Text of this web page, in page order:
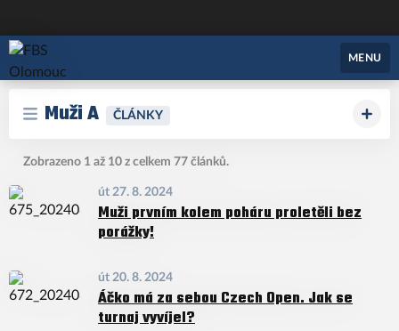
FBS Olomouc
MENU
Muži A ČLÁNKY
Zobrazeno 1 až 10 z celkem 77 článků.
út 27. 8. 2024
Muži prvním kolem poháru proletěli bez
porážky!
út 20. 8. 2024
Áčko má za sebou Czech Open. Jak se
turnaj vyvíjel?